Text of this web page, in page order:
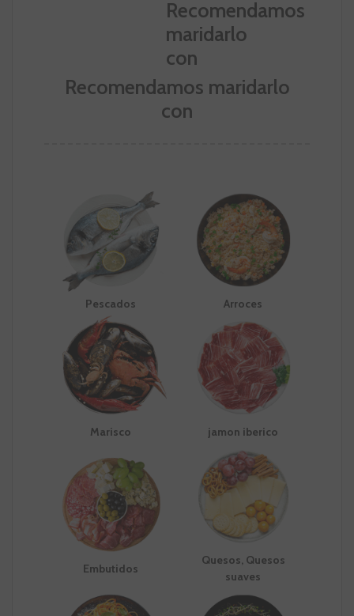
Recomendamos maridarlo
con
Pescados Arroces
Marisco jamon iberico
Embutidos
Quesos, Quesos
suaves